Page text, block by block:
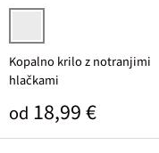
črna
Kopalno krilo z notranjimi
hlačkami
Običajna cena
od 18,99 €